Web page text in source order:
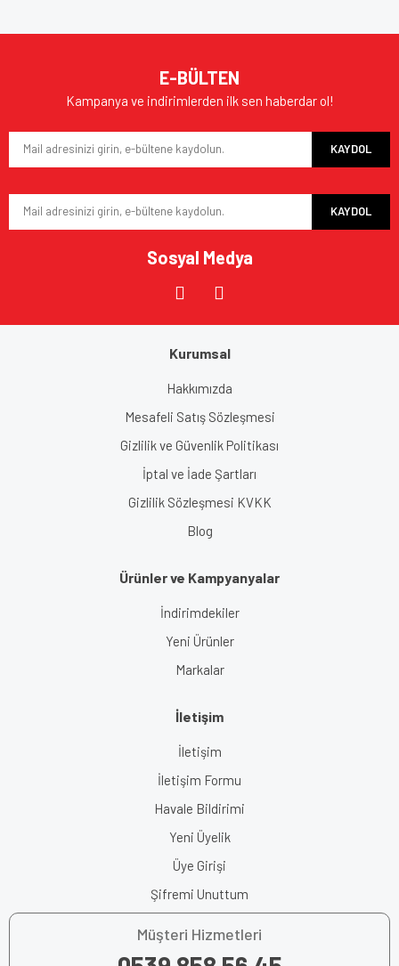
Ürün resmi kalitesiz, bozuk veya görüntülenemiyor.
Ürün açıklamasında eksik bilgiler bulunuyor.
Ürün fiyatı diğer sitelerden daha pahalı.
Gönder
E-BÜLTEN
Kampanya ve indirimlerden ilk sen haberdar ol!
KAYDOL
KAYDOL
Sosyal Medya
Kurumsal
Hakkımızda
Mesafeli Satış Sözleşmesi
Gizlilik ve Güvenlik Politikası
İptal ve İade Şartları
Gizlilik Sözleşmesi KVKK
Blog
Ürünler ve Kampyanyalar
İndirimdekiler
Yeni Ürünler
Markalar
İletişim
İletişim
İletişim Formu
Havale Bildirimi
Yeni Üyelik
Üye Girişi
Şifremi Unuttum
Müşteri Hizmetleri